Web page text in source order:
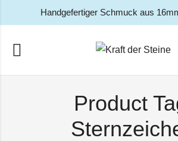
Handgefertiger Schmuck aus
Product